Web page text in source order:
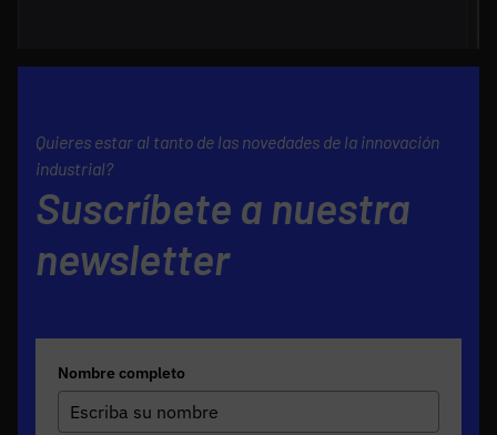
Quieres estar al tanto de las novedades de la innovación
industrial?
Suscríbete a nuestra
newsletter
Nombre completo